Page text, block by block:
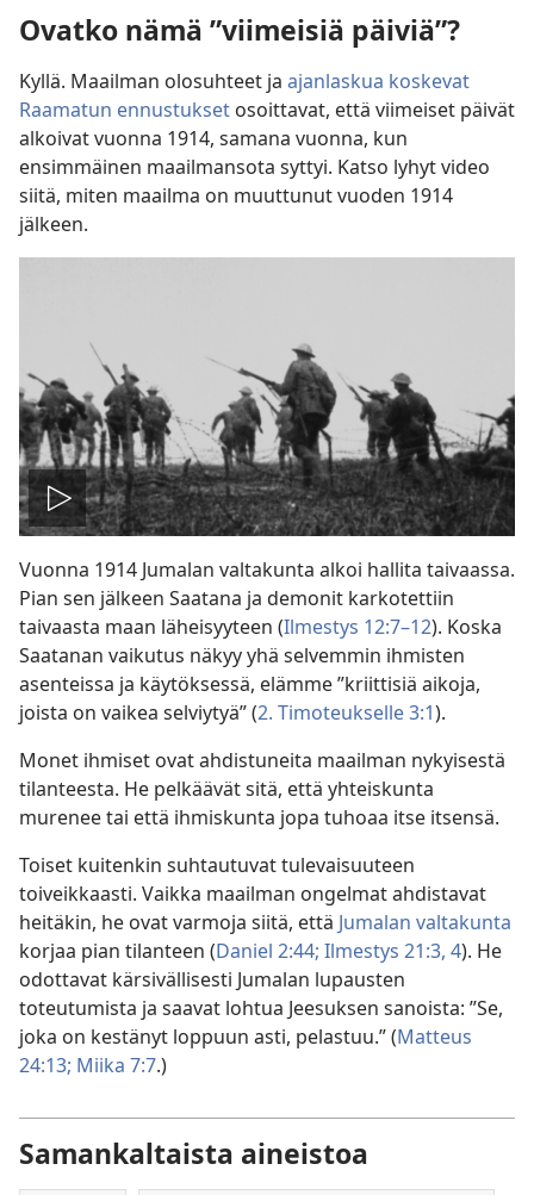
Ovatko nämä ”viimeisiä päiviä”?
Kyllä. Maailman olosuhteet ja ajanlaskua koskevat
Raamatun ennustukset osoittavat, että viimeiset päivät
alkoivat vuonna 1914, samana vuonna, kun
ensimmäinen maailmansota syttyi. Katso lyhyt video
siitä, miten maailma on muuttunut vuoden 1914
jälkeen.
Toista
video
Vuonna 1914 Jumalan valtakunta alkoi hallita taivaassa.
Pian sen jälkeen Saatana ja demonit karkotettiin
taivaasta maan läheisyyteen (Ilmestys 12:7–12). Koska
Saatanan vaikutus näkyy yhä selvemmin ihmisten
asenteissa ja käytöksessä, elämme ”kriittisiä aikoja,
joista on vaikea selviytyä” (2. Timoteukselle 3:1).
Monet ihmiset ovat ahdistuneita maailman nykyisestä
tilanteesta. He pelkäävät sitä, että yhteiskunta
murenee tai että ihmiskunta jopa tuhoaa itse itsensä.
Toiset kuitenkin suhtautuvat tulevaisuuteen
toiveikkaasti. Vaikka maailman ongelmat ahdistavat
heitäkin, he ovat varmoja siitä, että Jumalan valtakunta
korjaa pian tilanteen (Daniel 2:44; Ilmestys 21:3, 4). He
odottavat kärsivällisesti Jumalan lupausten
toteutumista ja saavat lohtua Jeesuksen sanoista: ”Se,
joka on kestänyt loppuun asti, pelastuu.” (Matteus
24:13; Miika 7:7.)
Samankaltaista aineistoa